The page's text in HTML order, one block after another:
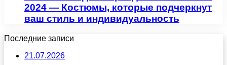
2024 — Костюмы, которые подчеркнут
ваш стиль и индивидуальность
Последние записи
21.07.2026